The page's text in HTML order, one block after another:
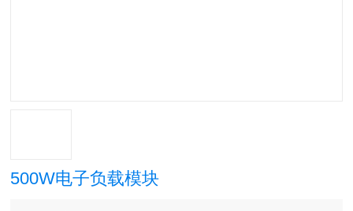
500W电子负载模块